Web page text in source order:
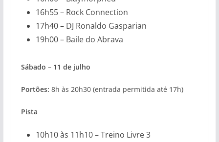
16h55 – Rock Connection
17h40 – DJ Ronaldo Gasparian
19h00 – Baile do Abrava
Sábado – 11 de julho
Portões: 8h às 20h30 (entrada permitida até 17h)
Pista
10h10 às 11h10 – Treino Livre 3